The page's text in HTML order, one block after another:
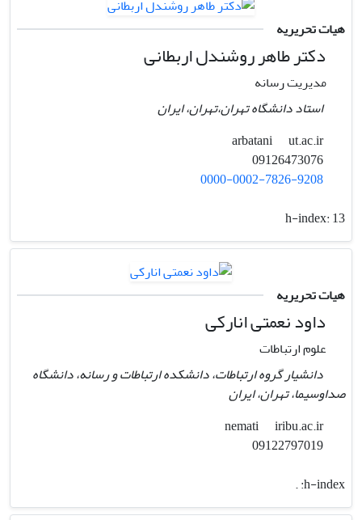
هیات تحریریه
دکتر طاهر روشندل اربطانی
مدیریت رسانه
استاد دانشگاه تهران،تهران، ایران
arbatani
ut.ac.ir
0000-0002-7826-9208
h-index:13
هیات تحریریه
داود نعمتی انارکی
علوم ارتباطات
دانشیار گروه ارتباطات، دانشکده ارتباطات و رسانه، دانشگاه
صداوسیما، تهران، ایران
nemati
iribu.ac.ir
h-index:
.